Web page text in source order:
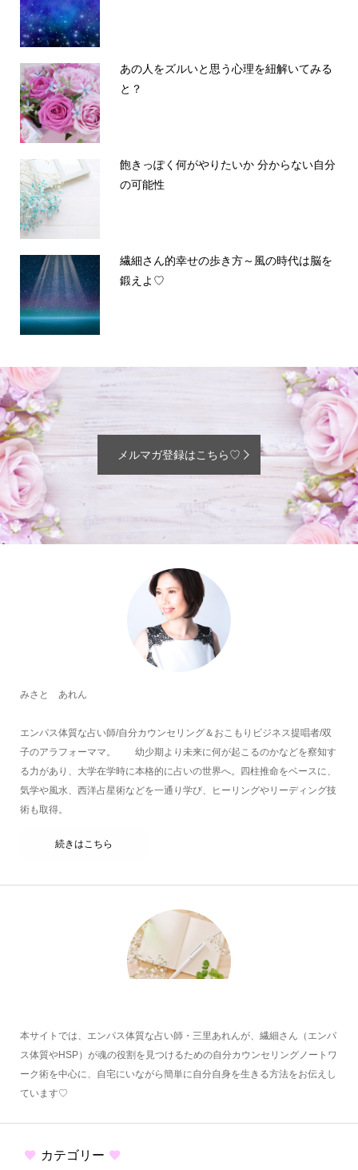
あの人をズルいと思う心理を紐解いてみる
と？
飽きっぽく何がやりたいか 分からない自分
の可能性
繊細さん的幸せの歩き方～風の時代は脳を
鍛えよ♡
メルマガ登録はこちら♡
みさと あれん
エンパス体質な占い師/自分カウンセリング＆おこもりビジネス提唱者/双
子のアラフォーママ。 幼少期より未来に何が起こるのかなどを察知す
る力があり、大学在学時に本格的に占いの世界へ。四柱推命をベースに、
気学や風水、西洋占星術などを一通り学び、ヒーリングやリーディング技
術も取得。
続きはこちら
本サイトでは、エンパス体質な占い師・三里あれんが、繊細さん（エンパ
ス体質やHSP）が魂の役割を見つけるための自分カウンセリングノートワ
ーク術を中心に、自宅にいながら簡単に自分自身を生きる方法をお伝えし
ています♡
カテゴリー